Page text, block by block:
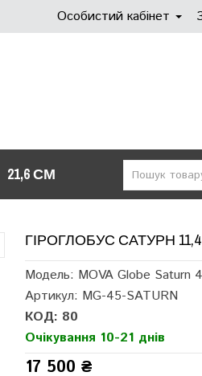
Особистий кабінет
21,6 СМ
ГІРОГЛОБУС САТУРН
Модель: MOVA Globe Saturn
Артикул: MG-45-SATURN
КОД: 80
Очікування 10-21 днів
17 500 ₴